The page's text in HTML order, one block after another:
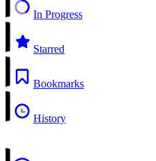
In Progress
Starred
Bookmarks
History